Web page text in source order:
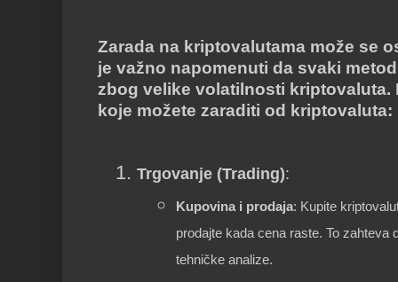
Zarada na kriptovalutama može se
je važno napomenuti da svaki
zbog velike volatilnosti kriptovaluta.
koje možete zaraditi od kriptovaluta:
Trgovanje (Trading):
Kupovina i prodaja: Kupite
prodajte kada cena raste. To zahteva
tehničke analize.